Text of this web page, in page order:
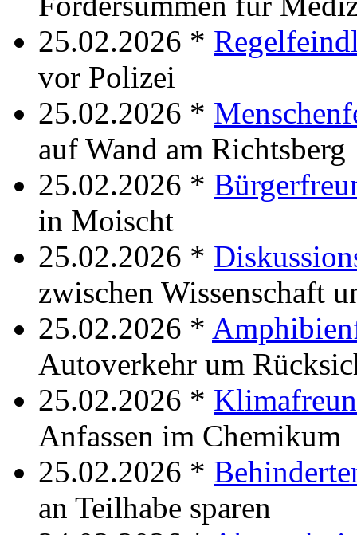
25.02.2026 *
vor Polizei
25.02.2026 *
auf Wand am Richtsberg
25.02.2026 *
in Moischt
25.02.2026 *
zwischen Wissenschaft
25.02.2026 *
Autoverkehr um
25.02.2026 *
Anfassen im Chemikum
25.02.2026 *
an Teilhabe sparen